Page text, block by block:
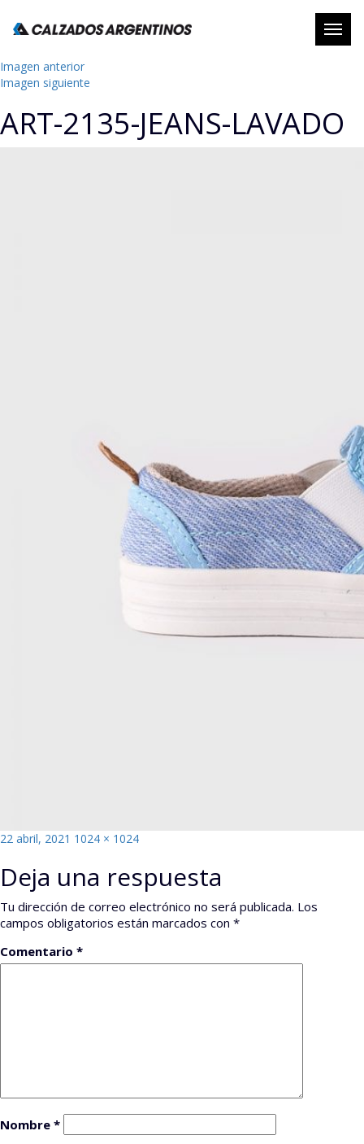
Abrir
Imagen anterior
Imagen siguiente
ART-2135-JEANS-LAVADO
Publicado
22 abril, 2021 Tamaño
1024 × 1024
Deja una respuesta
Tu dirección de correo electrónico no será publicada. Los
campos obligatorios están marcados con *
Comentario *
Nombre *